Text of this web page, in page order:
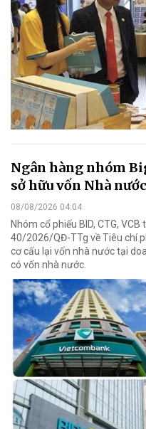
Ngân hàng nhóm
sở hữu vốn Nhà nước
08/08/2026 04:04
Nhóm cổ phiếu BID, CTG,
40/2026/QĐ-TTg về Tiêu chí
cơ cấu lại vốn nhà nước tại
có vốn nhà nước.